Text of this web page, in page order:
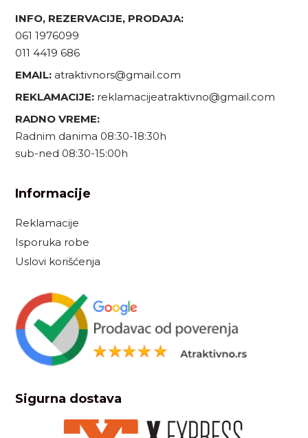
INFO, REZERVACIJE, PRODAJA:
061 1976099
011 4419 686
EMAIL: atraktivnors@gmail.com
REKLAMACIJE: reklamacijeatraktivno@gmail.com
RADNO VREME:
Radnim danima 08:30-18:30h
sub-ned 08:30-15:00h
Informacije
Reklamacije
Isporuka robe
Uslovi korišćenja
Sigurna dostava